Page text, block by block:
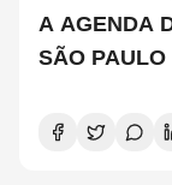
A AGENDA
SÃO PAULO